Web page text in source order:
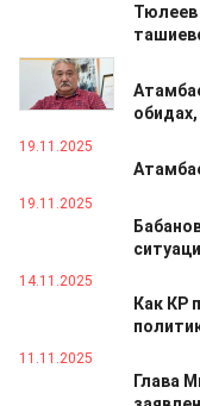
Тюлеев
24.11.2025
19.11.2025
19.11.2025
14.11.2025
Как КР
11.11.2025
Глава